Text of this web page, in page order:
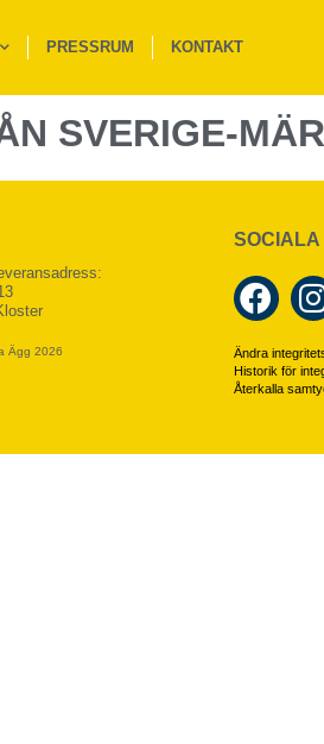
PRESSRUM KONTAKT
SVERIGE-
Ägg 2026
SOCIALA
Ändra
Historik för
Återkalla